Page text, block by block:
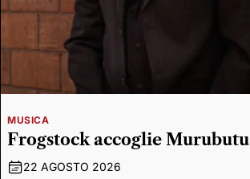
MUSICA
Frogstock accoglie Murubutu
22 AGOSTO 2026